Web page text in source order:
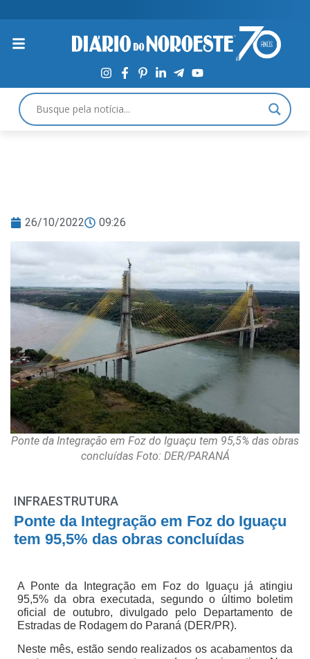
26/10/2022 09:26
Ponte da Integração em Foz do Iguaçu tem 95,5% das obras
concluídas Foto: DER/PARANÁ
INFRAESTRUTURA
Ponte da Integração em Foz do Iguaçu
tem 95,5% das obras concluídas
A Ponte da Integração em Foz do Iguaçu já atingiu
95,5% da obra executada, segundo o último boletim
oficial de outubro, divulgado pelo Departamento de
Estradas de Rodagem do Paraná (DER/PR).
Neste mês, estão sendo realizados os acabamentos da